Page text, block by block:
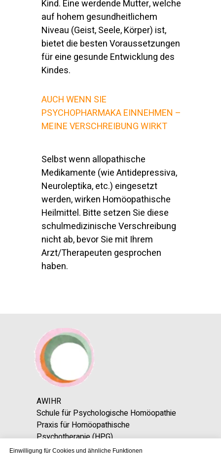
Einwilligung für Cookies und ähnliche Funktionen
Kind. Eine werdende Mutter, welche
auf hohem gesundheitlichem
Niveau (Geist, Seele, Körper) ist,
bietet die besten Voraussetzungen
für eine gesunde Entwicklung des
Kindes.
AUCH WENN SIE
PSYCHOPHARMAKA EINNEHMEN –
MEINE VERSCHREIBUNG WIRKT
Selbst wenn allopathische
Medikamente (wie Antidepressiva,
Neuroleptika, etc.) eingesetzt
werden, wirken Homöopathische
Heilmittel. Bitte setzen Sie diese
schulmedizinische Verschreibung
nicht ab, bevor Sie mit Ihrem
Arzt/Therapeuten gesprochen
haben.
AWIHR
Schule für Psychologische Homöopathie
Praxis für Homöopathische
Psychotherapie (HPG)